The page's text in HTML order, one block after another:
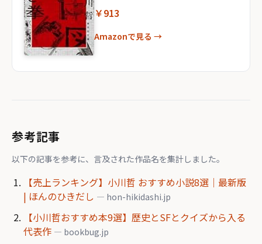
￥913
Amazonで見る →
参考記事
以下の記事を参考に、言及された作品名を集計しました。
【売上ランキング】小川哲 おすすめ小説8選｜最新版
| ほんのひきだし — hon-hikidashi.jp
【小川哲おすすめ本9選】歴史とSFとクイズから入る
代表作 — bookbug.jp